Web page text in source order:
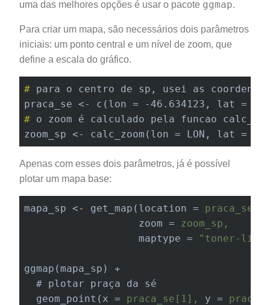
uma das melhores opções é usar o pacote ggmap.
Para criar um mapa, são necessários dois parâmetros
iniciais: um ponto central e um nível de zoom, que
define a escala do gráfico.
# para o centro de sp, usei as
# o zoom é calculado pela funcao
zoom_sp <- calc_zoom(lon = LON, lat =
Apenas com esses dois parâmetros, já é possível
plotar um mapa base:
mapa_sp <- get_map ( location = praca_se,
zoom = zoom_sp,
maptype = "toner-
ggmap ( mapa_sp ) +
  #
plotar praça da sé
geom_point ( x = praca_se[1], y =